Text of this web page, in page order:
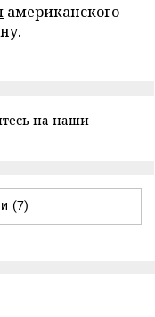
американского
на наши
(7)